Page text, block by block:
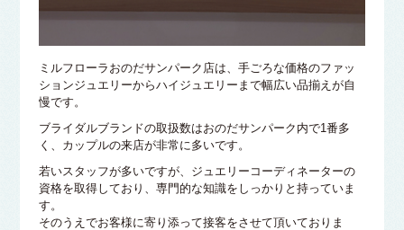
ミルフローラおのだサンパーク店は、手ごろな価格のファッ
ションジュエリーからハイジュエリーまで幅広い品揃えが自
慢です。
ブライダルブランドの取扱数はおのだサンパーク内で1番多
く、カップルの来店が非常に多いです。
若いスタッフが多いですが、ジュエリーコーディネーターの
資格を取得しており、専門的な知識をしっかりと持っていま
す。
そのうえでお客様に寄り添って接客をさせて頂いておりま